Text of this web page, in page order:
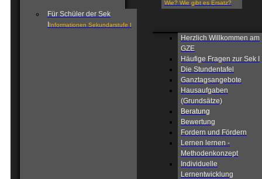
Wie? Wie gibt es Ersatz?
Für Schüler der Sek
Informationen Sekundarstufe I
Herzlich Willkommen am
GZE
Häufige Fragen zur Sek I
Die Stundentafel
Ganztagsangebote
Hausaufgaben
(Grundsätze)
Beratung
Bewertung
Fordern und Fördern
Lernen lernen -
Methodenkonzept
Individuelle
Lernentwicklung